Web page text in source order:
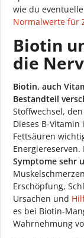
wie du
Normalwerte für
Biotin
die
Biotin, auch
Bestandteil
Stoffwechsel,
Dieses B-
Fettsäuren
Energiereserven.
Symptome sehr
Erschöpfung,
Ursachen und
es bei Biotin-
Wahrnehmung